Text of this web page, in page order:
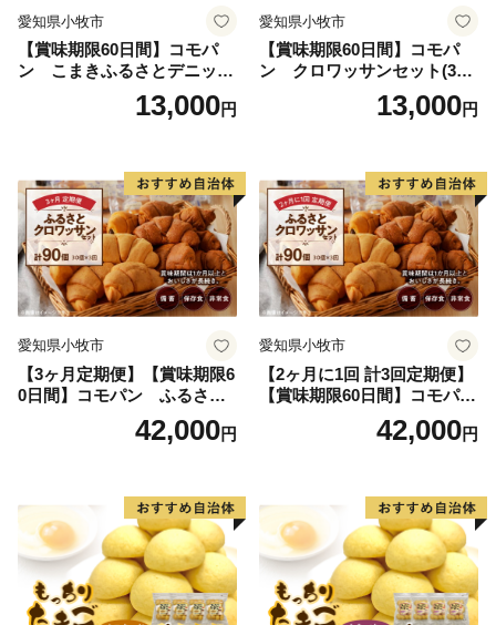
愛知県小牧市
【賞味期限60日間】コモパ
ン こまきふるさとデニッシ
ュセット（20個入り）／災害
用備蓄 保存食 非常食 防災グ
13,000円
愛知県小牧市
【賞味期限60日間】コモパ
ン クロワッサンセット(30
個入り)／災害用備蓄 保存食
非常食 防災グッズにも
13,000円
愛知県小牧市
【3ヶ月定期便】【賞味期限6
0日間】コモパン ふるさと
クロワッサンセット（計90
個）／災害用備蓄 保存食 非
42,000円
愛知県小牧市
【2ヶ月に1回 計3回定期便】
【賞味期限60日間】コモパ
ン ふるさとクロワッサンセ
ット（計90個）／災害用備蓄
42,000円